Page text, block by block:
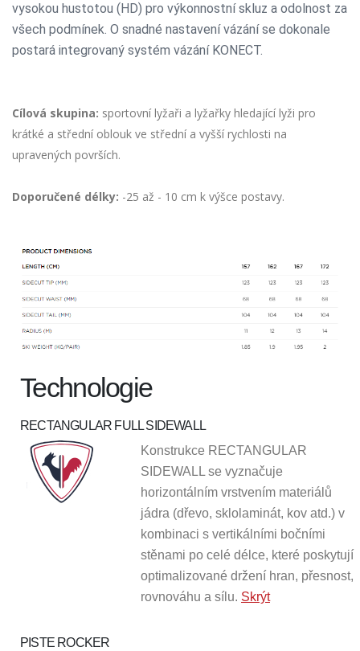
vysokou hustotou (HD) pro výkonnostní skluz a odolnost za
všech podmínek. O snadné nastavení vázání se dokonale
postará integrovaný systém vázání KONECT.
Cílová skupina: sportovní lyžaři a lyžařky hledající lyži pro
krátké a střední oblouk ve střední a vyšší rychlosti na
upravených površích.
Doporučené délky: -25 až - 10 cm k výšce postavy.
Technologie
RECTANGULAR FULL SIDEWALL
Konstrukce RECTANGULAR
SIDEWALL se vyznačuje
horizontálním vrstvením materiálů
jádra (dřevo, sklolaminát, kov atd.) v
kombinaci s vertikálními bočními
stěnami po celé délce, které poskytují
optimalizované držení hran, přesnost,
rovnováhu a sílu. Skrýt
PISTE ROCKER